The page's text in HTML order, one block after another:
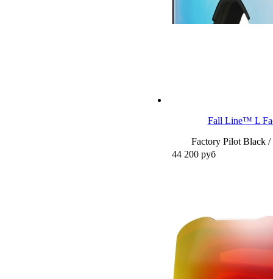
Fall Line™ L
Factory Pilot Black
44 200 руб